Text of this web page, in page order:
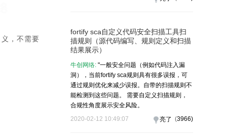
，不需要
fortify sca自定义代码安全扫描工具扫
描规则（源代码编写、规则定义和扫描
结果展示）
牛创网络: "一般安全问题（例如代码注入漏
洞），当前fortify sca规则具有很多误报，可
通过规则优化来减少误报。自带的扫描规则不
能检测到这些问题。 需要自定义扫描规则，
合规性角度展示安全风险。
2020-02-12 10:49:07
)
3966
(
亮了